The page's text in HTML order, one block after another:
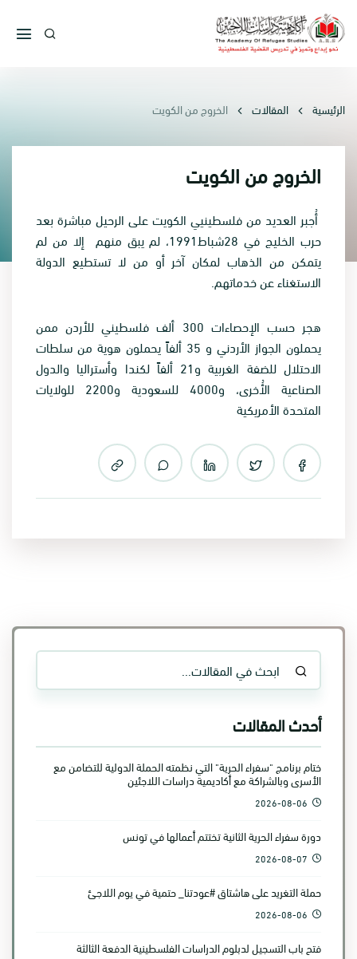
الرئيسية المقالات الخروج من الكويت
الخروج من الكويت
أُجبر العديد من فلسطينيي الكويت على الرحيل مباشرة بعد
حرب الخليج في 28شباط1991، لم يبق منهم إلا من لم
يتمكن من الذهاب لمكان آخر أو من لا تستطيع الدولة
الاستغناء عن خدماتهم.
هجر حسب الإحصاءات 300 ألف فلسطيني للأردن ممن
يحملون الجواز الأردني و 35 ألفاً يحملون هوية من سلطات
الاحتلال للضفة الغربية و21 ألفاً لكندا وأستراليا والدول
الصناعية الأُخرى، و4000 للسعودية و2200 للولايات
المتحدة الأمريكية
أحدث المقالات
ختام برنامج "سفراء الحرية" التي نظمته الحملة الدولية للتضامن مع
الأسرى وبالشراكة مع أكاديمية دراسات اللاجئين
2026-08-06
دورة سفراء الحرية الثانية تختتم أعمالها في تونس
2026-08-07
حملة التغريد على هاشتاق #عودتنا_ حتمية في يوم اللاجئ
2026-08-06
فتح باب التسجيل لدبلوم الدراسات الفلسطينية الدفعة الثالثة